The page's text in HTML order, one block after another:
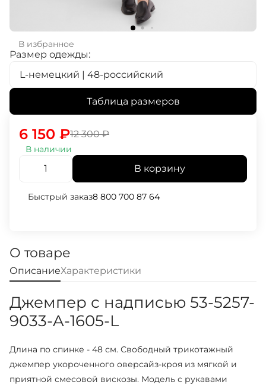
В избранное
Размер одежды:
L-немецкий | 48-российский
Таблица размеров
12 300₽
6 150 ₽
В наличии
В корзину
Быстрый заказ8 800 700 87 64
О товаре
ОписаниеХарактеристики
Джемпер с надписью 53-5257-
9033-A-1605-L
Длина по спинке - 48 см. Свободный трикотажный
джемпер укороченного оверсайз-кроя из мягкой и
приятной смесовой вискозы. Модель с рукавами